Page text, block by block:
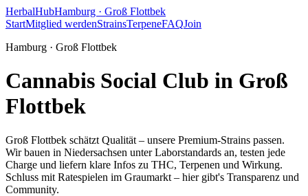
HerbalHubHamburg · Groß Flottbek
StartMitglied werdenStrainsTerpeneFAQJoin
Hamburg · Groß Flottbek
Cannabis Social Club in Groß
Flottbek
Groß Flottbek schätzt Qualität – unsere Premium-Strains passen.
Wir bauen in Niedersachsen unter Laborstandards an, testen jede
Charge und liefern klare Infos zu THC, Terpenen und Wirkung.
Schluss mit Ratespielen im Graumarkt – hier gibt's Transparenz und
Community.